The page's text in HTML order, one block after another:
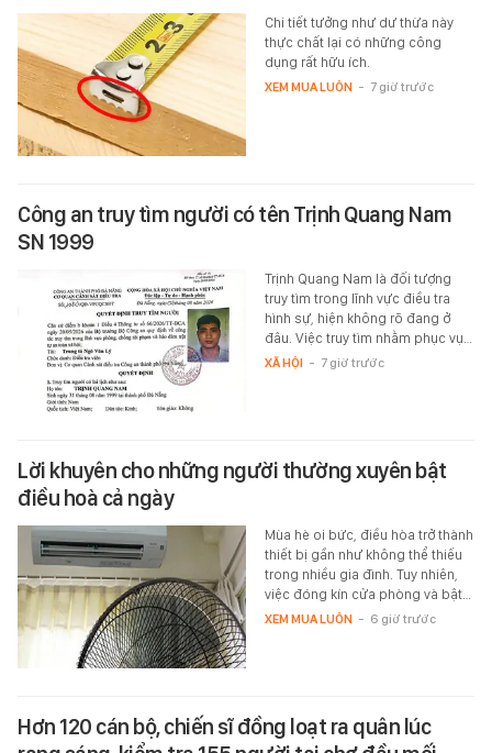
Chi tiết tưởng như dư thừa này
thực chất lại có những công
dụng rất hữu ích.
XEM MUA LUÔN - 7 giờ trước
Công an truy tìm người có tên Trịnh Quang Nam
SN 1999
Trịnh Quang Nam là đối tượng
truy tìm trong lĩnh vực điều tra
hình sự, hiện không rõ đang ở
đâu. Việc truy tìm nhằm phục vụ…
XÃ HỘI - 7 giờ trước
Lời khuyên cho những người thường xuyên bật
điều hoà cả ngày
Mùa hè oi bức, điều hòa trở thành
thiết bị gần như không thể thiếu
trong nhiều gia đình. Tuy nhiên,
việc đóng kín cửa phòng và bật…
XEM MUA LUÔN - 6 giờ trước
Hơn 120 cán bộ, chiến sĩ đồng loạt ra quân lúc